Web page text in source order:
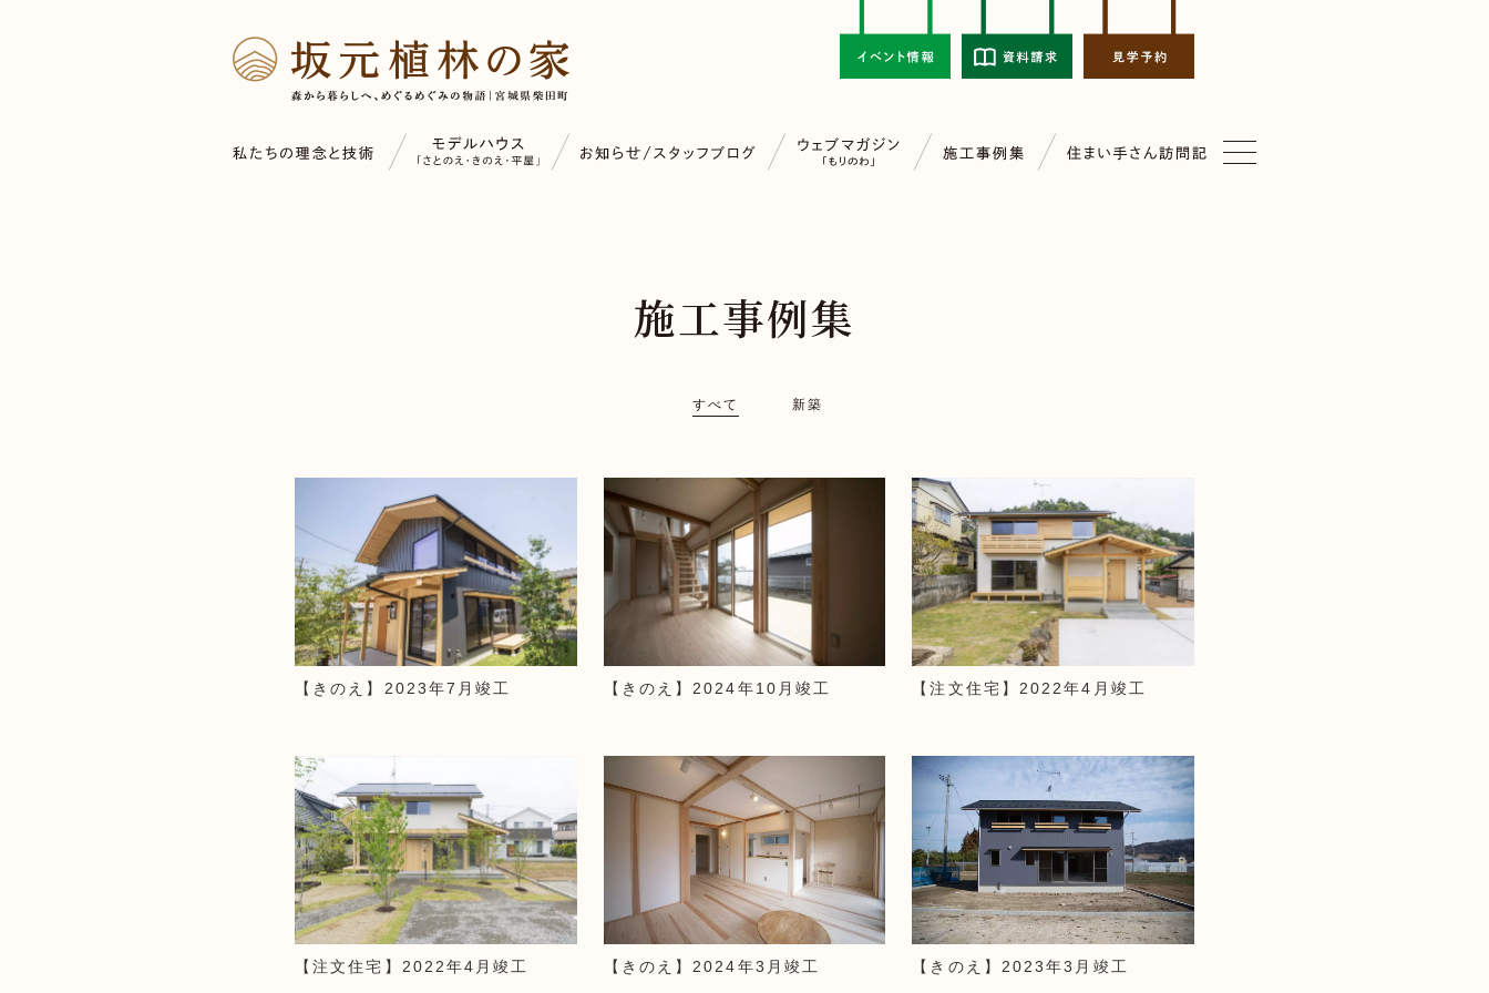
施工事例集
すべて 新築
【きのえ】2023年7月竣工 【きのえ】2024年10月竣工 【注文住宅】2022年4月竣工
【注文住宅】2022年4月竣工 【きのえ】2024年3月竣工 【きのえ】2023年3月竣工